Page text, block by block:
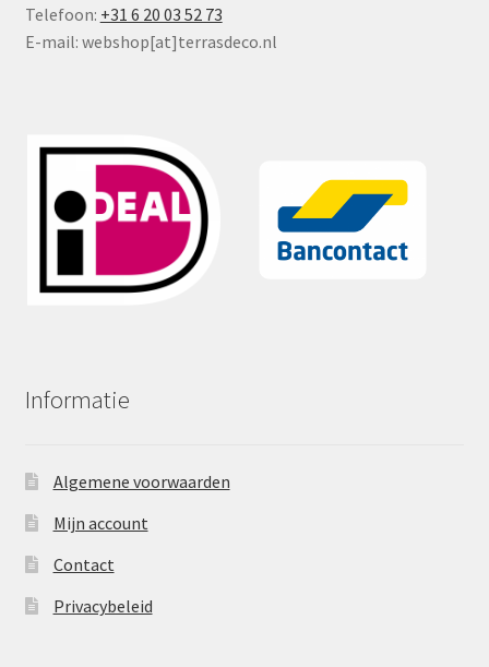
Telefoon: +31 6 20 03 52 73
E-mail: webshop[at]terrasdeco.nl
Informatie
Algemene voorwaarden
Mijn account
Contact
Privacybeleid